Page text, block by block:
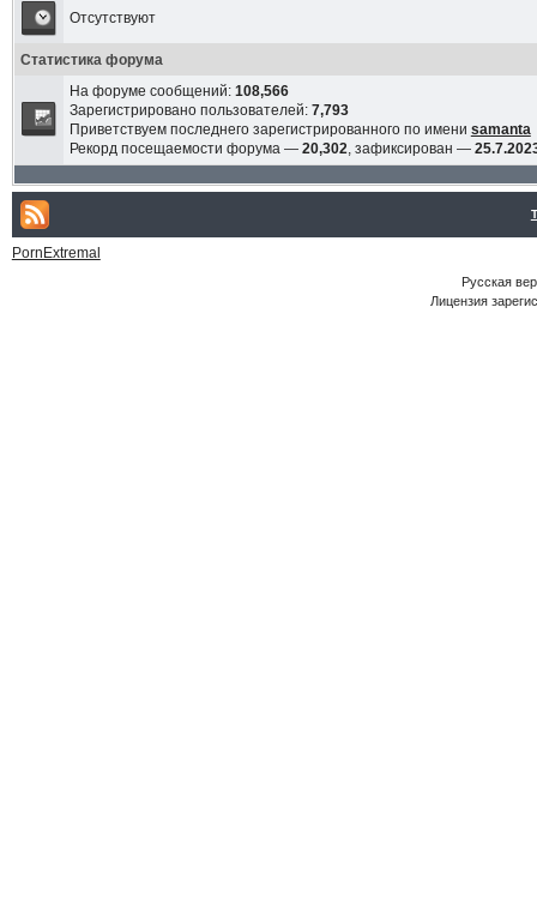
Отсутствуют
Статистика форума
На форуме сообщений: 108,566
Зарегистрировано пользователей: 7,793
Приветствуем последнего зарегистрированного по имени samanta
Рекорд посещаемости форума — 20,302, зафиксирован —
PornExtremal
Русская
Лицензия